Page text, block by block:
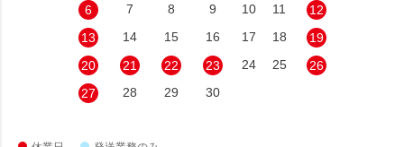
6
7 8 9 10 11
12
13
14 15 16 17 18
19
20
21 22 23 24 25
26
27
28 29 30